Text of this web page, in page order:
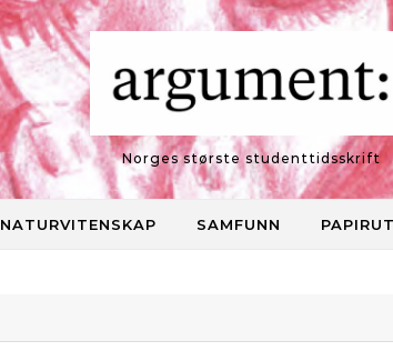
Norges største studenttidsskrift
NATURVITENSKAP SAMFUNN